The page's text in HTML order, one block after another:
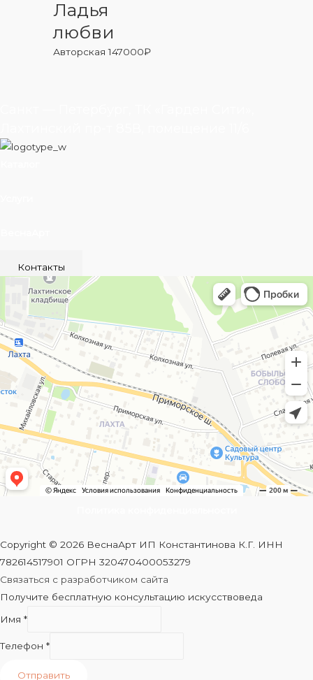
Ладья
любви
Авторская147000₽
Контакты
Copyright © 2026 ВеснаАрт ИП Константинова К.Г. ИНН
782614517901 ОГРН 320470400053279
Связаться с разработчиком сайта
Получите бесплатную консультацию искусствоведа
Имя *
Телефон *
Отправить